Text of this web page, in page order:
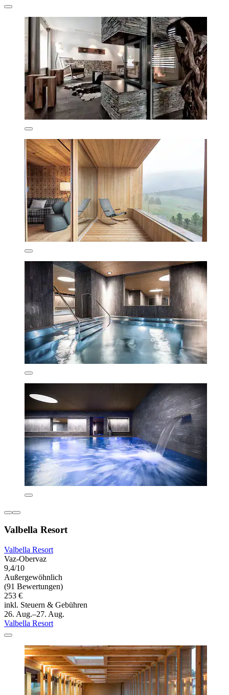
Valbella Resort
Valbella Resort
Vaz-Obervaz
9,4/10
Außergewöhnlich
(91 Bewertungen)
253 €
inkl. Steuern & Gebühren
26. Aug.–27. Aug.
Valbella Resort